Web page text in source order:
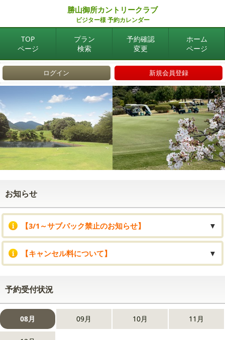
勝山御所カントリークラブ
ビジター様 予約カレンダー
TOP
ページ
プラン
検索
予約確認
変更
ホーム
ページ
ログイン 新規会員登録
お知らせ
【3/1～サブバック禁止のお知らせ】 ▼
【キャンセル料について】 ▼
予約受付状況
08月 09月 10月 11月